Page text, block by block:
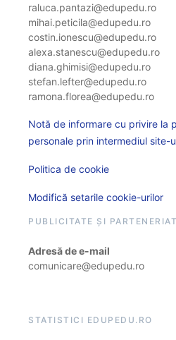
raluca.pantazi@edupedu.ro
mihai.peticila@edupedu.ro
costin.ionescu@edupedu.ro
alexa.stanescu@edupedu.ro
diana.ghimisi@edupedu.ro
stefan.lefter@edupedu.ro
ramona.florea@edupedu.ro
Notă de informare cu privire la
personale prin intermediul site-
Politica de cookie
Modifică setarile cookie-urilor
PUBLICITATE ȘI
Adresă de e-mail
comunicare@edupedu.ro
STATISTICI EDUPEDU.RO